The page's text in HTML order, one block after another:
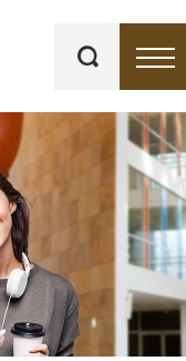
kluczowe